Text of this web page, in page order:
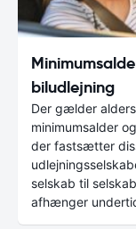
biludlejning
Der gælder
minimumsalder
der fastsætter
selskab til
afhænger